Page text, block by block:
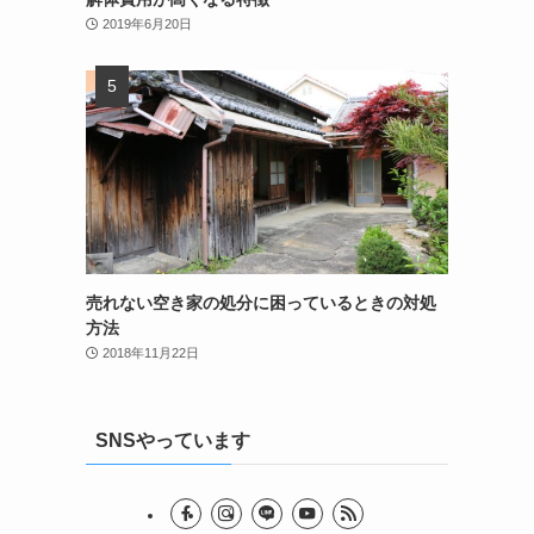
2019年6月20日
売れない空き家の処分に困っているときの対処
方法
2018年11月22日
SNSやっています